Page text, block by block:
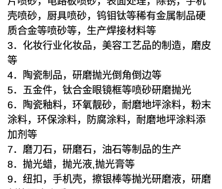
壳喷砂，厨具喷砂，钨钼钛等稀有金属制品硬
质合金等喷砂等，生产焊接材料等
3．化妆行业化妆品，美容工艺品的制造，磨皮
等
4．陶瓷制品，研磨抛光倒角倒边等
5．五金件，钛合金眼镜框等喷砂研磨抛光
6．陶瓷釉料，环氧靓砂，耐磨地坪涂料，粉末
涂料，环保涂料，防腐涂料，耐磨地坪涂料添
加剂等
7．磨刀石，研磨石，油石等制品的生产
8．抛光蜡，抛光液,抛光膏等
9．纽扣，手机壳，擦银棒等抛光研磨液，研磨